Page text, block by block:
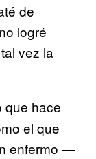
de
logré
vez la
que hace
el que
enfermo —